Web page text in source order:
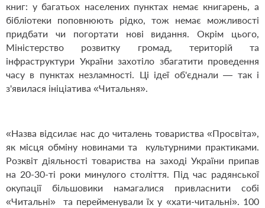
книг: у багатьох населених пунктах немає книгарень, а
бібліотеки поповнюють рідко, тож немає можливості
придбати чи погортати нові видання. Окрім цього,
Міністерство розвитку громад, територій та
інфраструктури України захотіло збагатити проведення
часу в пунктах незламності. Ці ідеї об'єднали — так і
з'явилася ініціатива «Читальня».
«Назва відсилає нас до читалень товариства «Просвіта»,
як місця обміну новинами та культурними практиками.
Розквіт діяльності товариства на заході України припав
на 20-30-ті роки минулого століття. Під час радянської
окупації більшовики намагалися привласнити собі
«Читальні» та перейменували їх у «хати-читальні». 100